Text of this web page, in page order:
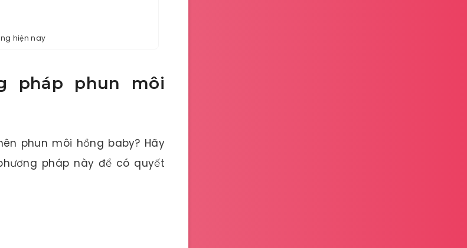
hiện nay
pháp phun môi
phun môi hồng baby? Hãy
pháp này để có quyết